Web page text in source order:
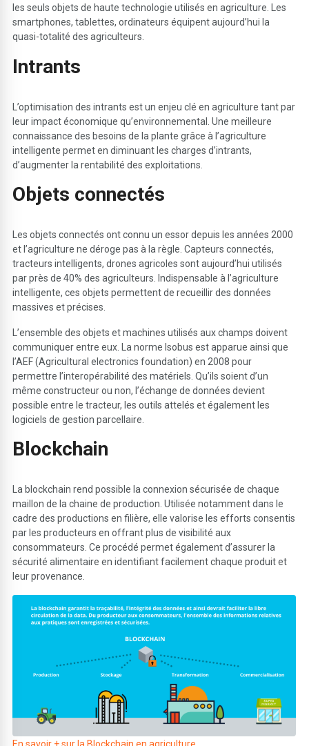
les seuls objets de haute technologie utilisés en agriculture. Les
smartphones, tablettes, ordinateurs équipent aujourd’hui la
quasi-totalité des agriculteurs.
Intrants
L’optimisation des intrants est un enjeu clé en agriculture tant par
leur impact économique qu’environnemental. Une meilleure
connaissance des besoins de la plante grâce à l’agriculture
intelligente permet en diminuant les charges d’intrants,
d’augmenter la rentabilité des exploitations.
Objets connectés
Les objets connectés ont connu un essor depuis les années 2000
et l’agriculture ne déroge pas à la règle. Capteurs connectés,
tracteurs intelligents, drones agricoles sont aujourd’hui utilisés
par près de 40% des agriculteurs. Indispensable à l’agriculture
intelligente, ces objets permettent de recueillir des données
massives et précises.
L’ensemble des objets et machines utilisés aux champs doivent
communiquer entre eux. La norme Isobus est apparue ainsi que
l’AEF (Agricultural electronics foundation) en 2008 pour
permettre l’interopérabilité des matériels. Qu’ils soient d’un
même constructeur ou non, l’échange de données devient
possible entre le tracteur, les outils attelés et également les
logiciels de gestion parcellaire.
Blockchain
La blockchain rend possible la connexion sécurisée de chaque
maillon de la chaine de production. Utilisée notamment dans le
cadre des productions en filière, elle valorise les efforts consentis
par les producteurs en offrant plus de visibilité aux
consommateurs. Ce procédé permet également d’assurer la
sécurité alimentaire en identifiant facilement chaque produit et
leur provenance.